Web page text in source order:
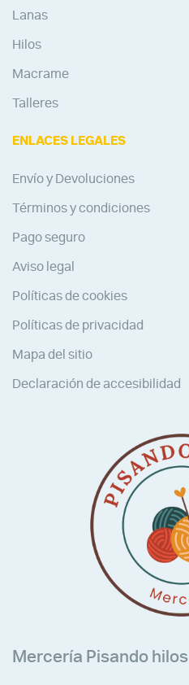
Lanas
Hilos
Macrame
Talleres
ENLACES LEGALES
Envío y Devoluciones
Términos y condiciones
Pago seguro
Aviso legal
Políticas de cookies
Políticas de privacidad
Mapa del sitio
Declaración de accesibilidad
Mercería Pisando hilos